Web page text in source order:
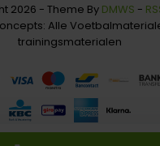
2026 - Theme By DMWS -
Alle
trainingsmaterialen